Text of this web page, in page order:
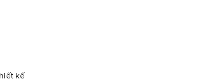
kế